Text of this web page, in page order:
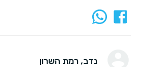
נדב, רמת השרון